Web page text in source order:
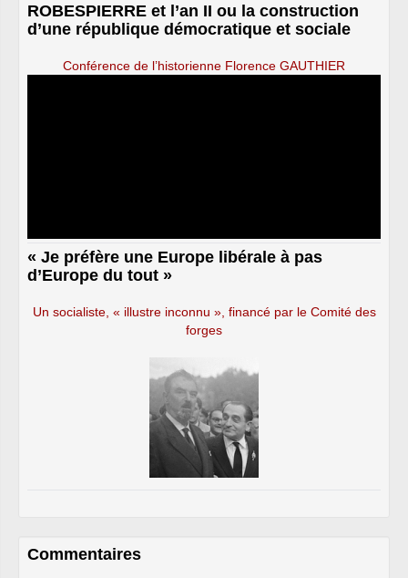
ROBESPIERRE et l’an II ou la construction
d’une république démocratique et sociale
Conférence de l’historienne Florence GAUTHIER
« Je préfère une Europe libérale à pas
d’Europe du tout »
Un socialiste, « illustre inconnu », financé par le Comité des
forges
Commentaires